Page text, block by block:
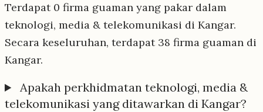
Terdapat 0 firma guaman yang pakar dalam
teknologi, media & telekomunikasi di Kangar.
Secara keseluruhan, terdapat 38 firma guaman di
Kangar.
Apakah perkhidmatan teknologi, media &
telekomunikasi yang ditawarkan di Kangar?